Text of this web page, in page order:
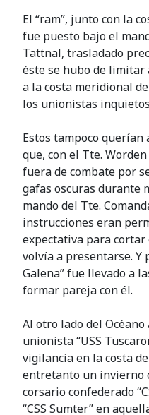
El “ram”, junto con la
fue puesto bajo el
Tattnal, trasladado
éste se hubo de limitar
a la costa meridional
los unionistas
Estos tampoco querían
que, con el Tte.
fuera de combate por
gafas oscuras durante
mando del Tte.
instrucciones eran
expectativa para cortar
volvía a presentarse. Y
Galena” fue llevado a
formar pareja con él.
Al otro lado del
unionista “USS
vigilancia en la costa
entretanto un invierno
corsario confederado
“CSS Sumter” en